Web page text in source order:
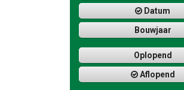
Datum
Bouwjaar
Oplopend
Aflopend